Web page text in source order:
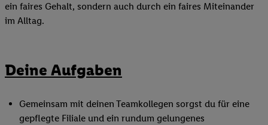
ein faires Gehalt, sondern auch durch ein faires Miteinander
im Alltag.
Deine Aufgaben
Gemeinsam mit deinen Teamkollegen sorgst du für eine
gepflegte Filiale und ein rundum gelungenes